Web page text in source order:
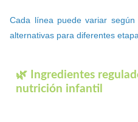
Cada línea puede variar
alternativas para diferentes
🌿 Ingredientes
nutrición infantil